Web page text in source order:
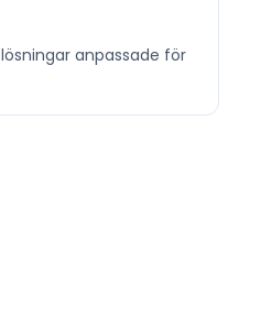
lösningar anpassade för